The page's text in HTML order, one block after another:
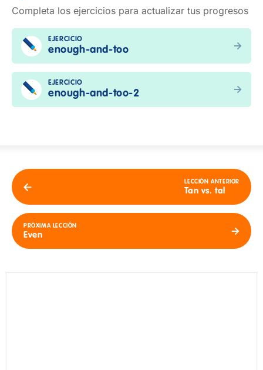
Completa los ejercicios para actualizar tus progresos
EJERCICIO
enough-and-too
EJERCICIO
enough-and-too-2
LECCIÓN ANTERIOR
Tan vs. tal
PRÓXIMA LECCIÓN
Even